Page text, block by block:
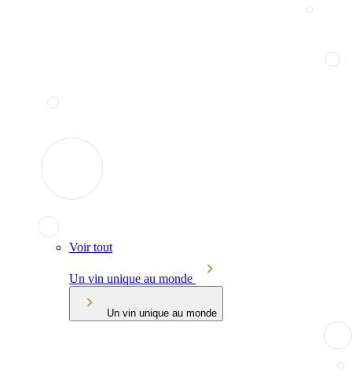
Voir tout
Un vin unique au monde
Un vin unique au monde